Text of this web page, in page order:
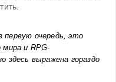
первую очередь, это
и RPG-
здесь выражена гораздо